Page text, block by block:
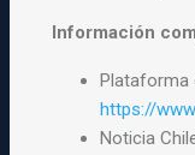
Información
Plataforma
https://
Noticia